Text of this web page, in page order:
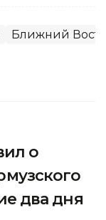
Ближний
о
два дня